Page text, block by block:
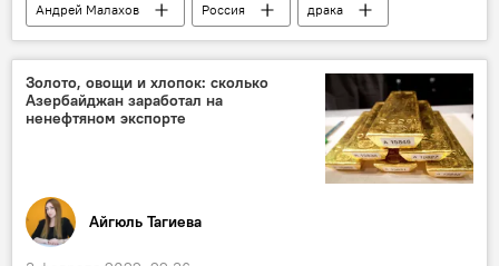
Андрей Малахов Россия
драка
Азербайджанец
Культура
Влад Лисовец
ЖИЗНЬ видео
Золото, овощи и хлопок: сколько
Азербайджан заработал на
ненефтяном экспорте
Айгюль Тагиева